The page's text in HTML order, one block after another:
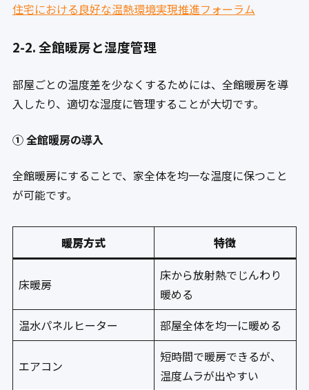
住宅における良好な温熱環境実現推進フォーラム
2-2. 全館暖房と湿度管理
部屋ごとの温度差を少なくするためには、全館暖房を導
入したり、適切な湿度に管理することが大切です。
① 全館暖房の導入
全館暖房にすることで、家全体を均一な温度に保つこと
が可能です。
暖房方式 特徴
床暖房
床から放射熱でじんわり
暖める
温水パネルヒーター
部屋全体を均一に暖める
エアコン
短時間で暖房できるが、
温度ムラが出やすい